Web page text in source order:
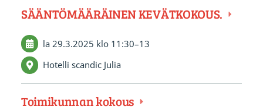
SÄÄNTÖMÄÄRÄINEN KEVÄTKOKOUS.
la 29.3.2025 klo 11:30–13
Hotelli scandic Julia
Toimikunnan kokous